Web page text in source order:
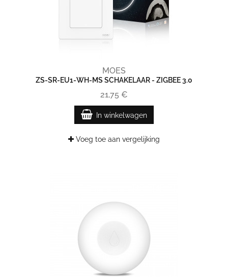
MOES
ZS-SR-EU1-WH-MS SCHAKELAAR - ZIGBEE 3.0
21,75 €
In winkelwagen
Voeg toe aan vergelijking